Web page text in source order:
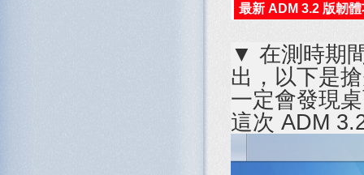
最新 ADM 3.2 版韌體
▼ 在測時期
出，以下是
一定會發現
這次 ADM